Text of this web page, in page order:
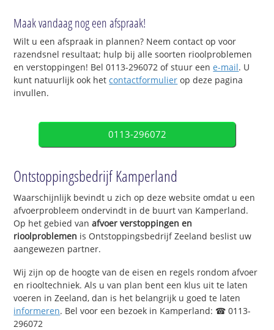
Maak vandaag nog een afspraak!
Wilt u een afspraak in plannen? Neem contact op voor
razendsnel resultaat; hulp bij alle soorten rioolproblemen
en verstoppingen! Bel 0113-296072 of stuur eene-mail. U
kunt natuurlijk ook hetcontactformulier op deze pagina
invullen.
0113-296072
Ontstoppingsbedrijf Kamperland
Waarschijnlijk bevindt u zich op deze website omdat u een
afvoerprobleem ondervindt in de buurt van Kamperland.
Op het gebied vanafvoer verstoppingen en
rioolproblemen is Ontstoppingsbedrijf Zeeland beslist uw
aangewezen partner.
Wij zijn op de hoogte van de eisen en regels rondom afvoer
en riooltechniek. Als u van plan bent een klus uit te laten
voeren in Zeeland, dan is het belangrijk u goed te laten
informeren. Bel voor een bezoek in Kamperland: ☎ 0113-
296072